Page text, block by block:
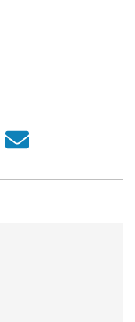
Share